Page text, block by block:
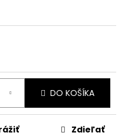
DO KOŠÍKA
Zdieľať